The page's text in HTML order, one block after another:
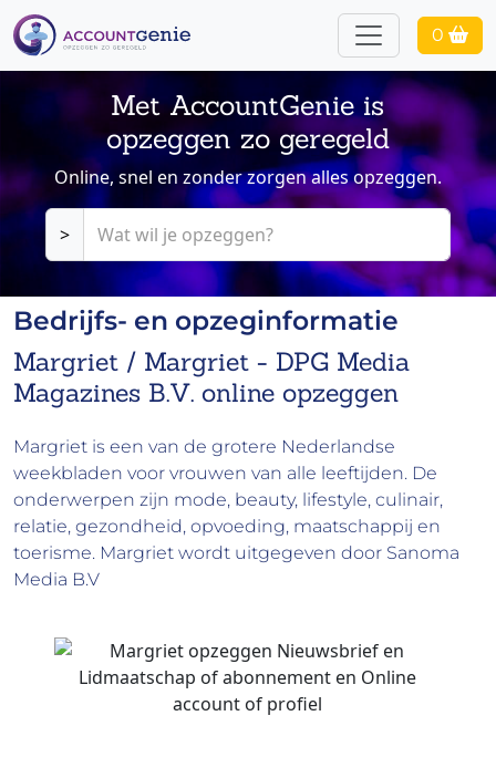
0
Met AccountGenie is
opzeggen zo geregeld
Online, snel en zonder zorgen alles opzeggen.
>
Bedrijfs- en opzeginformatie
Margriet / Margriet - DPG Media
Magazines B.V. online opzeggen
Margriet is een van de grotere Nederlandse
weekbladen voor vrouwen van alle leeftijden. De
onderwerpen zijn mode, beauty, lifestyle, culinair,
relatie, gezondheid, opvoeding, maatschappij en
toerisme. Margriet wordt uitgegeven door Sanoma
Media B.V